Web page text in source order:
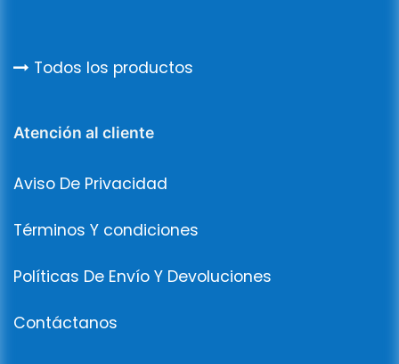
Todos los productos
Atención al cliente
Aviso De Privacidad
Términos Y condiciones
Políticas De Envío Y Devoluciones
Contáctanos